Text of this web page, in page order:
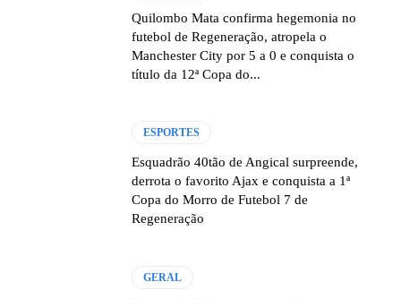
Quilombo Mata confirma hegemonia no
futebol de Regeneração, atropela o
Manchester City por 5 a 0 e conquista o
título da 12ª Copa do...
ESPORTES
Esquadrão 40tão de Angical surpreende,
derrota o favorito Ajax e conquista a 1ª
Copa do Morro de Futebol 7 de
Regeneração
GERAL